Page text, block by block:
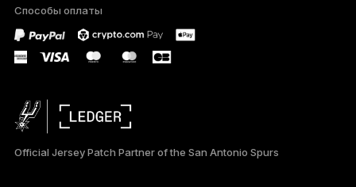
PORTUGUÊS
ESPAÑOL
日本語
Способы оплаты
Official Jersey Patch Partner of the San Antonio Spurs